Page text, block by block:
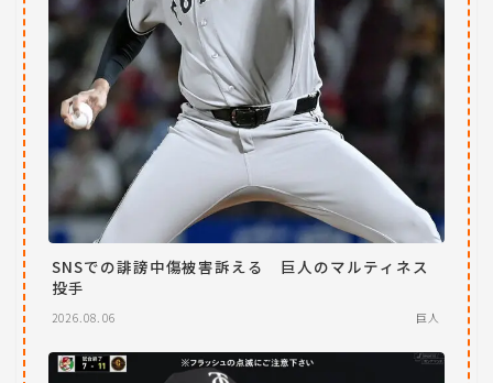
SNSでの誹謗中傷被害訴える 巨人のマルティネス
投手
2026.08.06 巨人